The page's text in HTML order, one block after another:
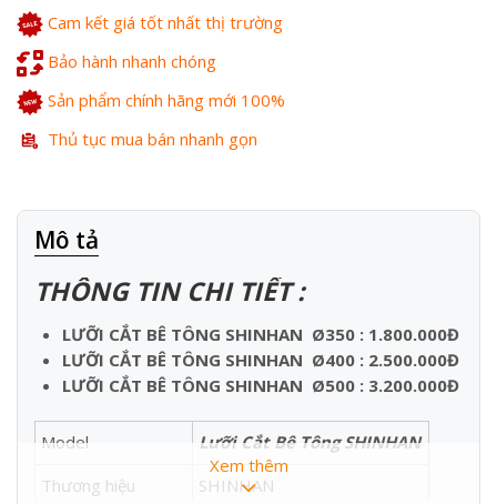
Cam kết giá tốt nhất thị trường
Bảo hành nhanh chóng
Sản phẩm chính hãng mới 100%
Thủ tục mua bán nhanh gọn
Mô tả
THÔNG TIN CHI TIẾT :
LƯỠI CẮT BÊ TÔNG SHINHAN Ø350 : 1.800.000Đ
LƯỠI CẮT BÊ TÔNG SHINHAN Ø400 : 2.500.000Đ
LƯỠI CẮT BÊ TÔNG SHINHAN Ø500 : 3.200.000Đ
Model
Lưỡi Cắt Bê Tông SHINHAN
Thương hiệu
SHINHAN
Xem thêm